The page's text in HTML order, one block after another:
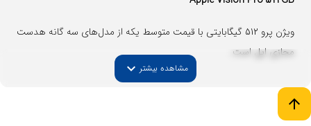
ویژن پرو 512 گیگابایتی با قیمت متوسط یکه از مدل‌های سه گانه هدست
مجازی اپل است.
مشاهده بیشتر expand_more
arrow_upward